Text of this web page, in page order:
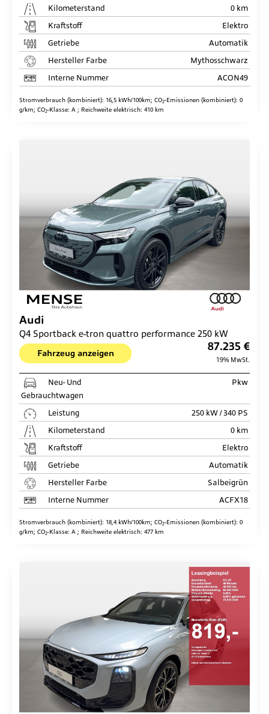
Kilometerstand
0 km
Kraftstoff
Elektro
Getriebe
Automatik
Hersteller Farbe
Mythosschwarz
Interne Nummer
ACON49
Stromverbrauch (kombiniert): 16,5 kWh/100km; CO2-Emissionen (kombiniert): 0
g/km; CO2-Klasse: A ; Reichweite elektrisch: 410 km
Audi
Q4 Sportback e-tron quattro performance 250 kW
Fahrzeug anzeigen
87.235 €
19% MwSt.
Neu- Und
Gebrauchtwagen
Pkw
Leistung
250 kW / 340 PS
Kilometerstand
0 km
Kraftstoff
Elektro
Getriebe
Automatik
Hersteller Farbe
Salbeigrün
Interne Nummer
ACFX18
Stromverbrauch (kombiniert): 18,4 kWh/100km; CO2-Emissionen (kombiniert): 0
g/km; CO2-Klasse: A ; Reichweite elektrisch: 477 km